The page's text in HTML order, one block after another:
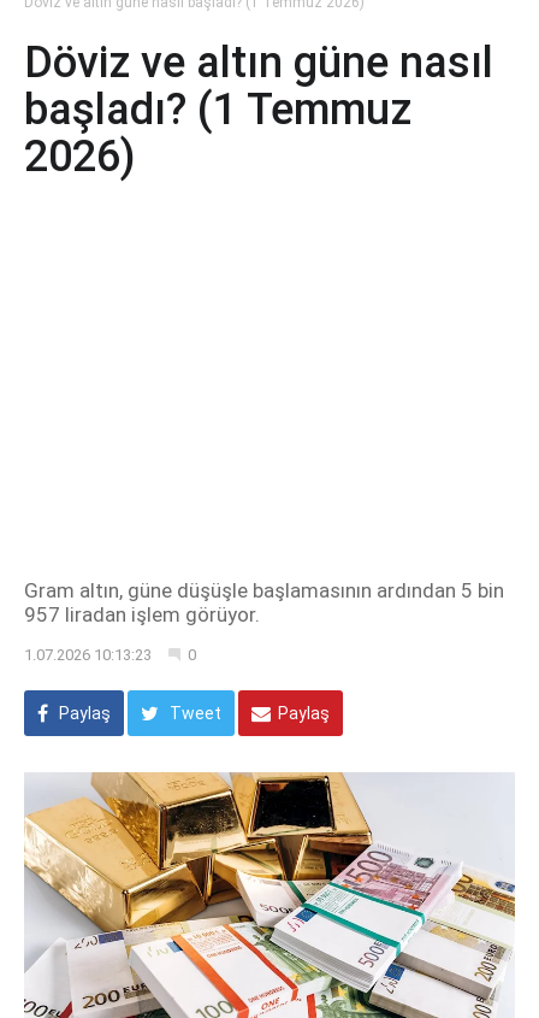
Döviz ve altın güne nasıl
başladı? (1 Temmuz
2026)
Gram altın, güne düşüşle başlamasının ardından 5 bin
957 liradan işlem görüyor.
1.07.2026 10:13:23 0
Paylaş Tweet Paylaş